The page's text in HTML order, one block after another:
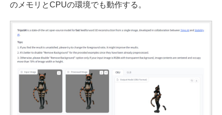
のメモリとCPUの環境でも動作する。